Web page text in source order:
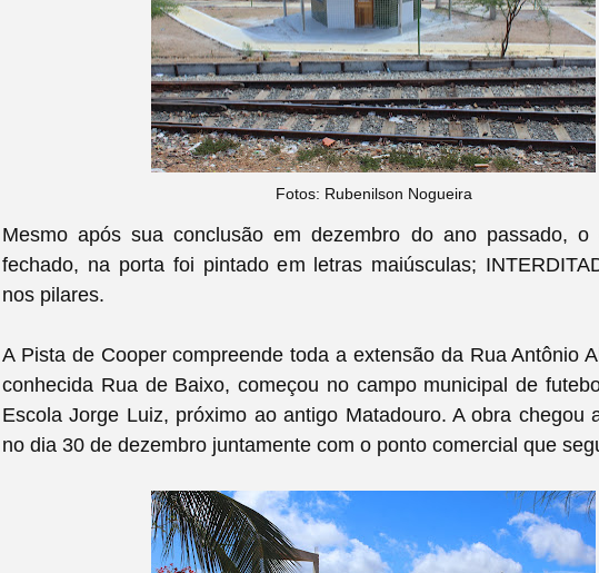
Fotos: Rubenilson Nogueira
Mesmo após sua conclusão em dezembro do ano passado, o
fechado, na porta foi pintado em letras maiúsculas;
nos pilares.
A Pista de Cooper compreende toda a extensão da Rua Antônio
conhecida Rua de Baixo, começou no campo municipal de
Escola Jorge Luiz, próximo ao antigo Matadouro. A obra chegou
no dia 30 de dezembro juntamente com o ponto comercial que